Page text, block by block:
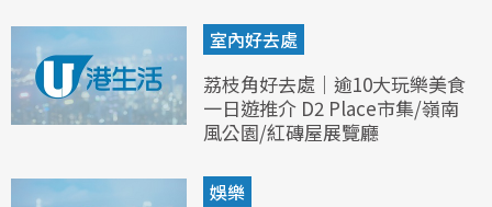
室內好去處
荔枝角好去處｜逾10大玩樂美食
一日遊推介 D2 Place市集/嶺南
風公園/紅磚屋展覽廳
娛樂